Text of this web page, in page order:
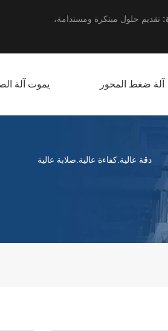
تقديم حلول مبتكرة ومستدامة،
آلة ضغط المحور يموت آلة
دقة عالية.كفاءة عالية.صلابة عالية